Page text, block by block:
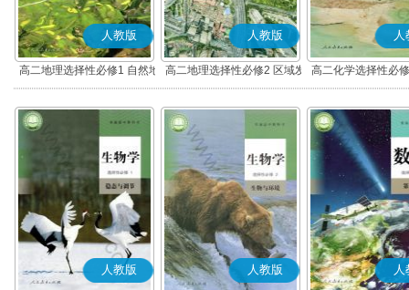
人教版
高二地理选择性必修1 自然地
理基础
人教版
高二地理选择性必修2 区域发
展
人
高二化学选择性必
应原理
人教版 人教版 人